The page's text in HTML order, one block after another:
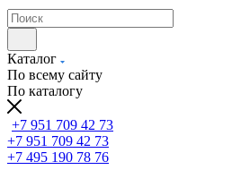
Каталог
По всему сайту
По каталогу
+7 951 709 42 73
+7 951 709 42 73
+7 495 190 78 76